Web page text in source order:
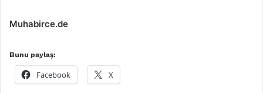
Muhabirce.de
Bunu paylaş:
Facebook X